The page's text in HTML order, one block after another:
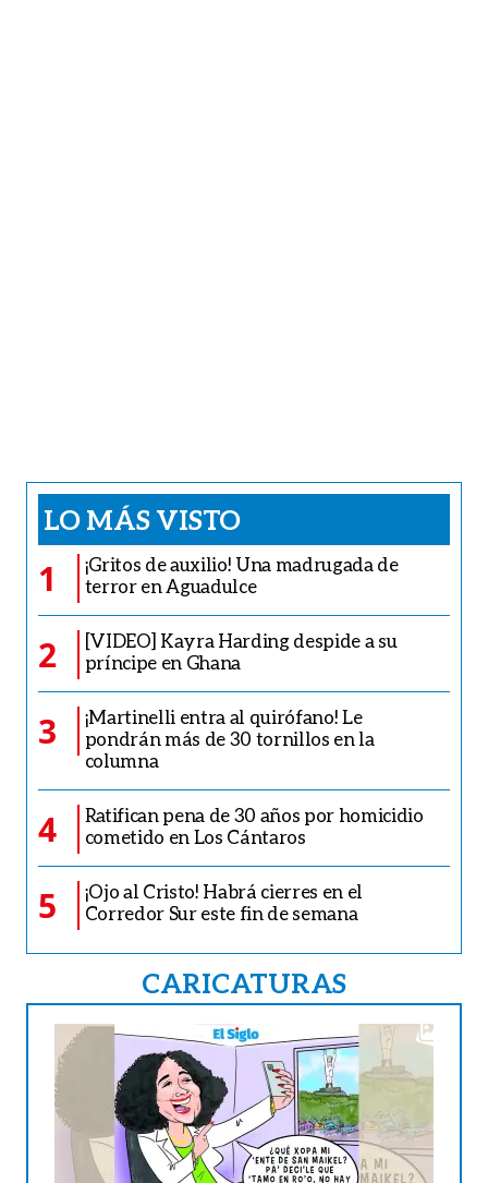
LO MÁS VISTO
1
¡Gritos de auxilio! Una madrugada de
terror en Aguadulce
2
[VIDEO] Kayra Harding despide a su
príncipe en Ghana
3
¡Martinelli entra al quirófano! Le
pondrán más de 30 tornillos en la
columna
4
Ratifican pena de 30 años por homicidio
cometido en Los Cántaros
5
¡Ojo al Cristo! Habrá cierres en el
Corredor Sur este fin de semana
CARICATURAS